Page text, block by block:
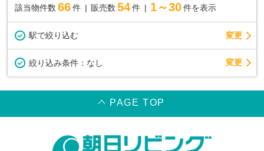
該当物件数 66件 販売数 54 件 1～30 件を表示
駅で絞り込む 変更
絞り込み条件： なし 変更
PAGE TOP